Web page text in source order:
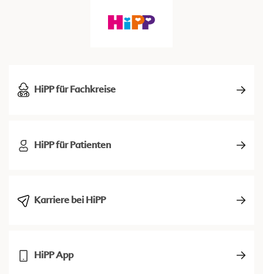
HiPP für Fachkreise
HiPP für Patienten
Karriere bei HiPP
HiPP App